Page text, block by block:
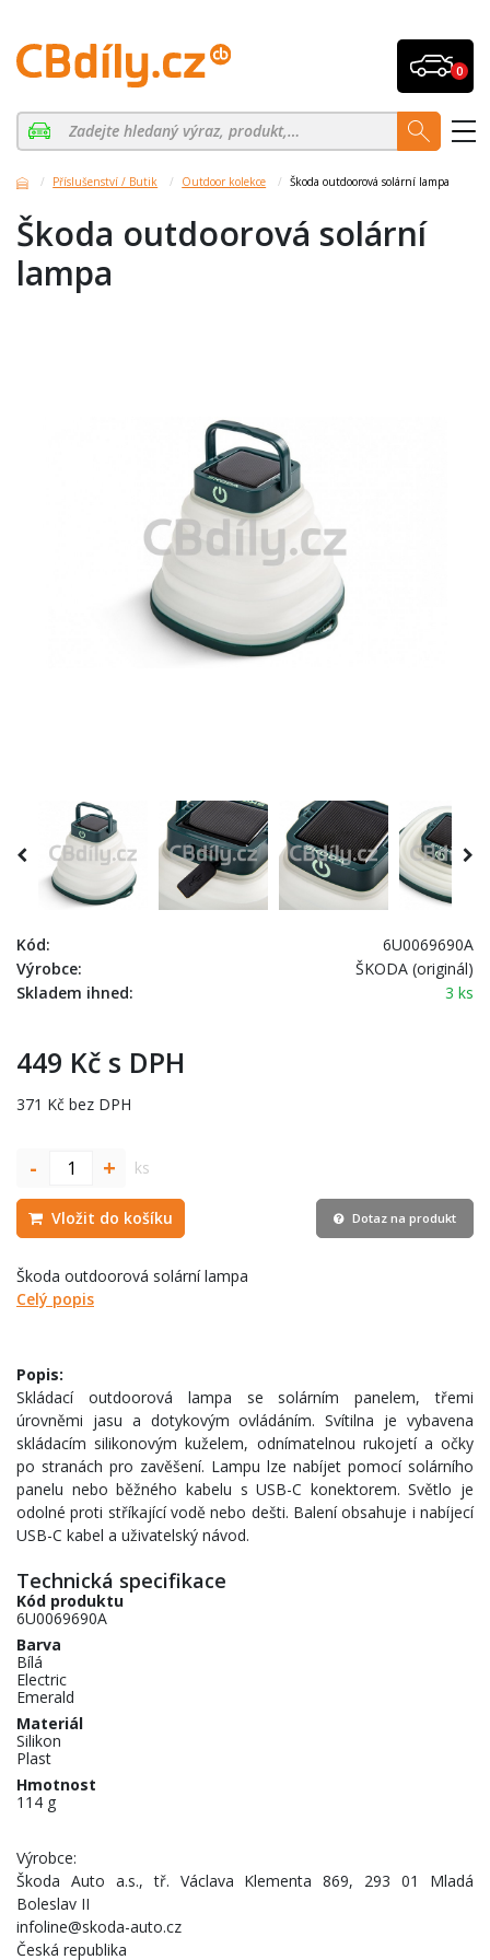
0
Příslušenství / Butik Outdoor kolekce Škoda outdoorová solární lampa
Škoda outdoorová solární
lampa
Kód:
6U0069690A
Výrobce:
ŠKODA (originál)
Skladem ihned:
3 ks
449 Kč s DPH
371 Kč bez DPH
- + ks
Vložit do košíku Dotaz na produkt
Škoda outdoorová solární lampa
Celý popis
Popis:
Skládací outdoorová lampa se solárním panelem, třemi
úrovněmi jasu a dotykovým ovládáním. Svítilna je vybavena
skládacím silikonovým kuželem, odnímatelnou rukojetí a očky
po stranách pro zavěšení. Lampu lze nabíjet pomocí solárního
panelu nebo běžného kabelu s USB-C konektorem. Světlo je
odolné proti stříkající vodě nebo dešti. Balení obsahuje i nabíjecí
USB-C kabel a uživatelský návod.
Technická specifikace
Kód produktu
6U0069690A
Barva
Bílá
Electric
Emerald
Materiál
Silikon
Plast
Hmotnost
114 g
Výrobce:
Škoda Auto a.s., tř. Václava Klementa 869, 293 01 Mladá
Boleslav II
infoline@skoda-auto.cz
Česká republika